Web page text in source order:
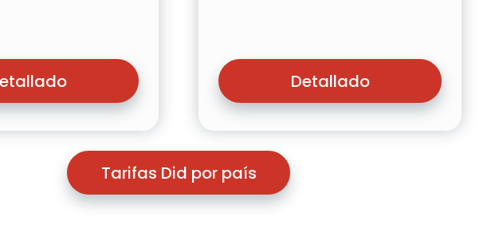
Detallado
Tarifas Did por país